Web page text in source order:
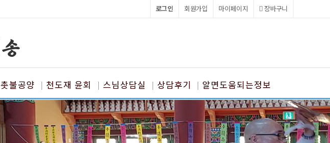
장바구니
마이페이지
회원가입
로그인
촛불공양 천도재 윤회 스님상담실 상담후기 알면도움되는정보